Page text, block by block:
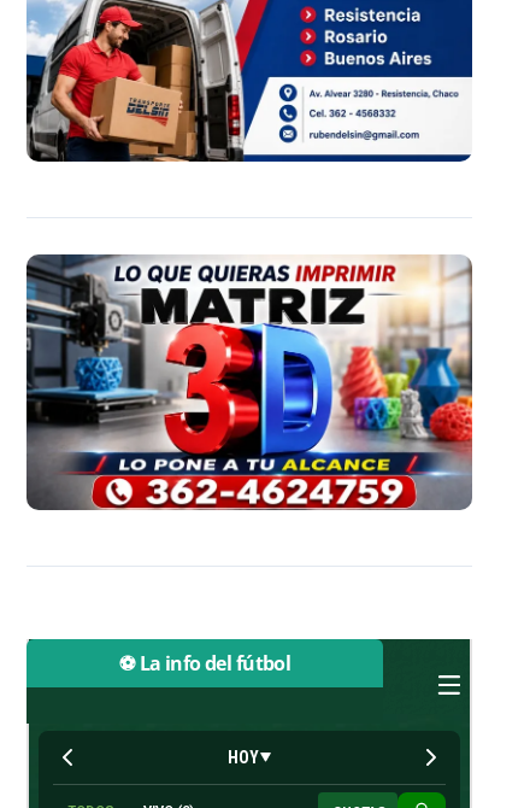
⚽ La info del fútbol